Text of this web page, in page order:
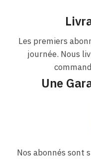
Les premiers
journée. Nous
Une
Nos abonnés sont